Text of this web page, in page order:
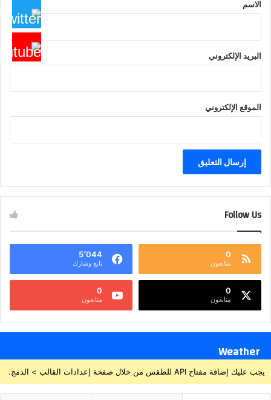
الاسم
البريد الإلكتروني
الموقع الإلكتروني
Follow Us
0
متابعون
5٬044
تابع وشارك
0
متابعون
0
متابعون
Weather
يجب عليك إضافة مفتاح API للطقس من خلال صفحة إعدادات القالب > الدمج.